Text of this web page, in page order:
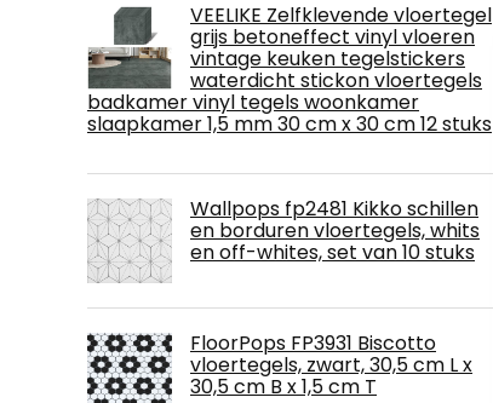
VEELIKE Zelfklevende vloertegel
grijs betoneffect vinyl vloeren
vintage keuken tegelstickers
waterdicht stickon vloertegels
badkamer vinyl tegels woonkamer
slaapkamer 1,5 mm 30 cm x 30 cm 12 stuks
Wallpops fp2481 Kikko schillen
en borduren vloertegels, whits
en off-whites, set van 10 stuks
FloorPops FP3931 Biscotto
vloertegels, zwart, 30,5 cm L x
30,5 cm B x 1,5 cm T